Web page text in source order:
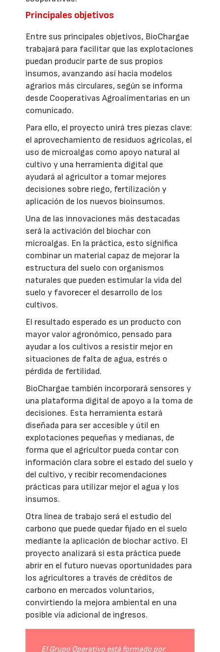
Principales objetivos
Entre sus principales objetivos, BioChargae
trabajará para facilitar que las explotaciones
puedan producir parte de sus propios
insumos, avanzando así hacia modelos
agrarios más circulares, según se informa
desde Cooperativas Agroalimentarias en un
comunicado.
Para ello, el proyecto unirá tres piezas clave:
el aprovechamiento de residuos agrícolas, el
uso de microalgas como apoyo natural al
cultivo y una herramienta digital que
ayudará al agricultor a tomar mejores
decisiones sobre riego, fertilización y
aplicación de los nuevos bioinsumos.
Una de las innovaciones más destacadas
será la activación del biochar con
microalgas. En la práctica, esto significa
combinar un material capaz de mejorar la
estructura del suelo con organismos
naturales que pueden estimular la vida del
suelo y favorecer el desarrollo de los
cultivos.
El resultado esperado es un producto con
mayor valor agronómico, pensado para
ayudar a los cultivos a resistir mejor en
situaciones de falta de agua, estrés o
pérdida de fertilidad.
BioChargae también incorporará sensores y
una plataforma digital de apoyo a la toma de
decisiones. Esta herramienta estará
diseñada para ser accesible y útil en
explotaciones pequeñas y medianas, de
forma que el agricultor pueda contar con
información clara sobre el estado del suelo y
del cultivo, y recibir recomendaciones
prácticas para utilizar mejor el agua y los
insumos.
Otra línea de trabajo será el estudio del
carbono que puede quedar fijado en el suelo
mediante la aplicación de biochar activo. El
proyecto analizará si esta práctica puede
abrir en el futuro nuevas oportunidades para
los agricultores a través de créditos de
carbono en mercados voluntarios,
convirtiendo la mejora ambiental en una
posible vía adicional de ingresos.
El Grupo Operativo está formado por